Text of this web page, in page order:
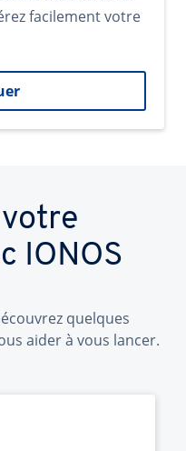
facilement votre
IONOS
quelques
aider à vous lancer.